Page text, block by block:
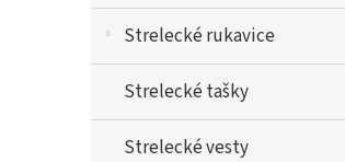
Strelecké rukavice
Strelecké tašky
Strelecké vesty